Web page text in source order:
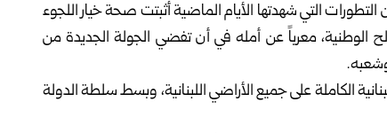
التطورات التي شهدتها الأيام الماضية أثبتت صحة خيار اللجوء
الوطنية، معرباً عن أمله في أن تفضي الجولة الجديدة من
الكاملة على جميع الأراضي اللبنانية، وبسط سلطة الدولة